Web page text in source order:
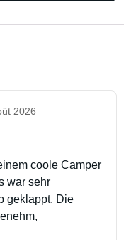
2026
coole Camper
war sehr
geklappt. Die